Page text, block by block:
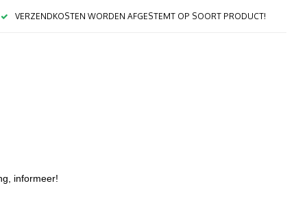
VERZENDKOSTEN WORDEN AFGESTEMT OP SOORT PRODUCT!
informeer!